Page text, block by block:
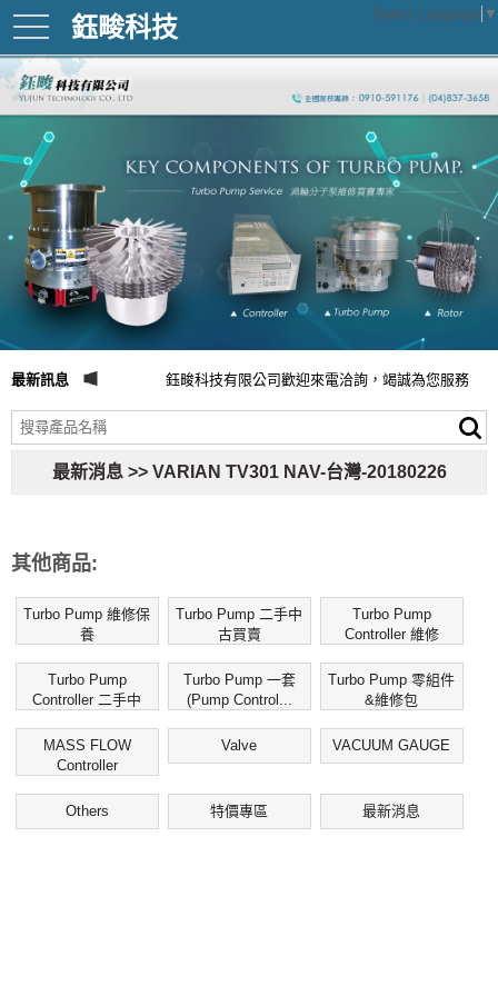
鈺畯科技
toggle
navigation
Select Language ▼
最新訊息 鈺畯科技有限公司歡迎來電洽詢，竭誠為您服務
最新消息 >> VARIAN TV301 NAV-台灣-20180226
其他商品:
Turbo Pump 維修保
養
Turbo Pump 二手中
古買賣
Turbo Pump
Controller 維修
Turbo Pump
Controller 二手中
Turbo Pump 一套
(Pump Control...
Turbo Pump 零組件
&維修包
MASS FLOW
Controller
Valve VACUUM GAUGE
Others 特價專區 最新消息